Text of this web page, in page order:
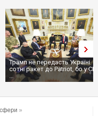
Трамп не передасть Україні
сотні ракет до Patriot, бо у
...
»